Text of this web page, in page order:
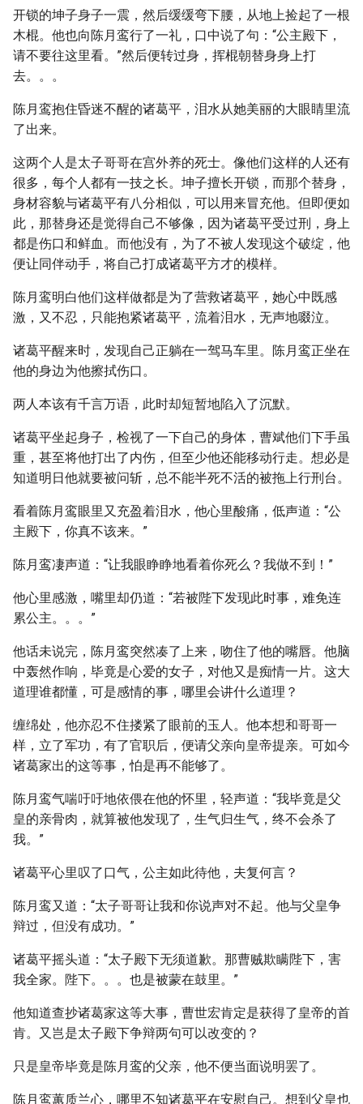
开锁的坤子身子一震，然后缓缓弯下腰，从地上捡起了一根
木棍。他也向陈月鸾行了一礼，口中说了句：“公主殿下，
请不要往这里看。”然后便转过身，挥棍朝替身身上打
去。。。
陈月鸾抱住昏迷不醒的诸葛平，泪水从她美丽的大眼睛里流
了出来。
这两个人是太子哥哥在宫外养的死士。像他们这样的人还有
很多，每个人都有一技之长。坤子擅长开锁，而那个替身，
身材容貌与诸葛平有八分相似，可以用来冒充他。但即便如
此，那替身还是觉得自己不够像，因为诸葛平受过刑，身上
都是伤口和鲜血。而他没有，为了不被人发现这个破绽，他
便让同伴动手，将自己打成诸葛平方才的模样。
陈月鸾明白他们这样做都是为了营救诸葛平，她心中既感
激，又不忍，只能抱紧诸葛平，流着泪水，无声地啜泣。
诸葛平醒来时，发现自己正躺在一驾马车里。陈月鸾正坐在
他的身边为他擦拭伤口。
两人本该有千言万语，此时却短暂地陷入了沉默。
诸葛平坐起身子，检视了一下自己的身体，曹斌他们下手虽
重，甚至将他打出了内伤，但至少他还能移动行走。想必是
知道明日他就要被问斩，总不能半死不活的被拖上行刑台。
看着陈月鸾眼里又充盈着泪水，他心里酸痛，低声道：“公
主殿下，你真不该来。”
陈月鸾凄声道：“让我眼睁睁地看着你死么？我做不到！”
他心里感激，嘴里却仍道：“若被陛下发现此时事，难免连
累公主。。。”
他话未说完，陈月鸾突然凑了上来，吻住了他的嘴唇。他脑
中轰然作响，毕竟是心爱的女子，对他又是痴情一片。这大
道理谁都懂，可是感情的事，哪里会讲什么道理？
缠绵处，他亦忍不住搂紧了眼前的玉人。他本想和哥哥一
样，立了军功，有了官职后，便请父亲向皇帝提亲。可如今
诸葛家出的这等事，怕是再不能够了。
陈月鸾气喘吁吁地依偎在他的怀里，轻声道：“我毕竟是父
皇的亲骨肉，就算被他发现了，生气归生气，终不会杀了
我。”
诸葛平心里叹了口气，公主如此待他，夫复何言？
陈月鸾又道：“太子哥哥让我和你说声对不起。他与父皇争
辩过，但没有成功。”
诸葛平摇头道：“太子殿下无须道歉。那曹贼欺瞒陛下，害
我全家。陛下。。。也是被蒙在鼓里。”
他知道查抄诸葛家这等大事，曹世宏肯定是获得了皇帝的首
肯。又岂是太子殿下争辩两句可以改变的？
只是皇帝毕竟是陈月鸾的父亲，他不便当面说明罢了。
陈月鸾蕙质兰心，哪里不知诸葛平在安慰自己。想到父皇也